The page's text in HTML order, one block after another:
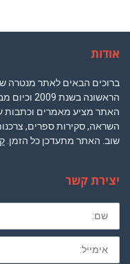
אודות
ברוכים הבאים לאתר מנטרה
האתר מציע מאמרים וכתבות
השראה, סקירות ספרים,
שוב. האתר מתעדכן כל הזמן.
יצירת קשר
שם
מלא
חובה